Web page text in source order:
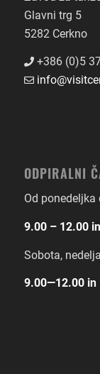
Glavni trg 5
5282 Cerkno
+386 (0)5
ODPIRALNI
Od ponedeljka
9.00 – 12.00
Sobota,
9.00―12.00 in